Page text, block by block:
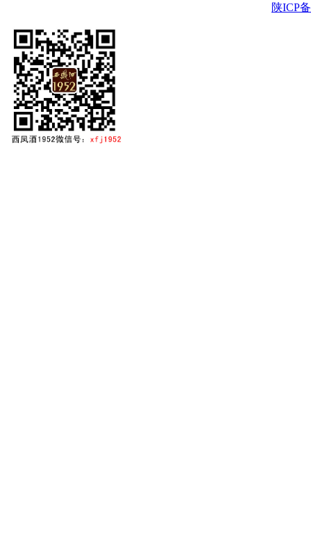
陕ICP